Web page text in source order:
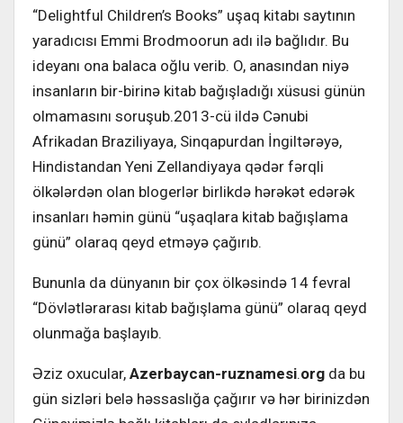
“Delightful Children’s Books” uşaq kitabı saytının
yaradıcısı Emmi Brodmoorun adı ilə bağlıdır. Bu
ideyanı ona balaca oğlu verib. O, anasından niyə
insanların bir-birinə kitab bağışladığı xüsusi günün
olmamasını soruşub.2013-cü ildə Cənubi
Afrikadan Braziliyaya, Sinqapurdan İngiltərəyə,
Hindistandan Yeni Zellandiyaya qədər fərqli
ölkələrdən olan blogerlər birlikdə hərəkət edərək
insanları həmin günü “uşaqlara kitab bağışlama
günü” olaraq qeyd etməyə çağırıb.
Bununla da dünyanın bir çox ölkəsində 14 fevral
“Dövlətlərarası kitab bağışlama günü” olaraq qeyd
olunmağa başlayıb.
Əziz oxucular, Azerbaycan-ruznamesi.org da bu
gün sizləri belə həssaslığa çağırır və hər birinizdən